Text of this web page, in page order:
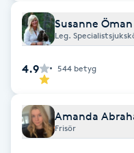
Hot Stone Massage
Hudföryngring
Huduppstramning
Susanne
Leg.
4.9 544 betyg
Amanda
Frisör